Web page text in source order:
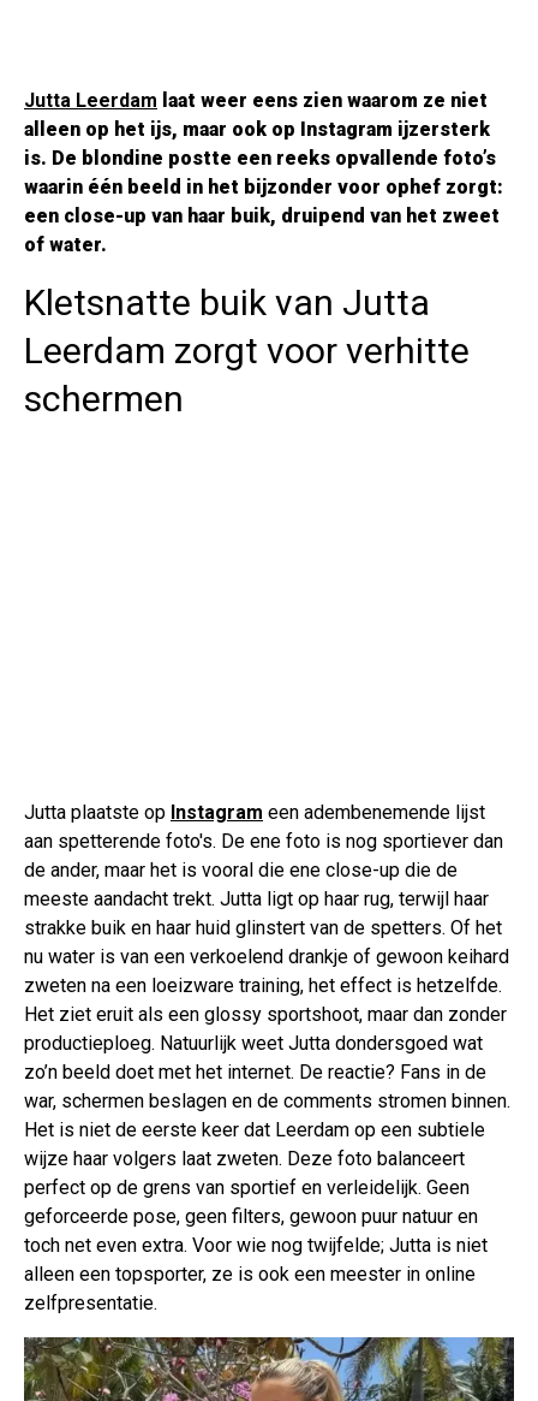
Jutta Leerdam laat weer eens zien waarom ze niet
alleen op het ijs, maar ook op Instagram ijzersterk
is. De blondine postte een reeks opvallende foto’s
waarin één beeld in het bijzonder voor ophef zorgt:
een close-up van haar buik, druipend van het zweet
of water.
Kletsnatte buik van Jutta
Leerdam zorgt voor verhitte
schermen
Jutta plaatste op Instagram een adembenemende lijst
aan spetterende foto's. De ene foto is nog sportiever dan
de ander, maar het is vooral die ene close-up die de
meeste aandacht trekt. Jutta ligt op haar rug, terwijl haar
strakke buik en haar huid glinstert van de spetters. Of het
nu water is van een verkoelend drankje of gewoon keihard
zweten na een loeizware training, het effect is hetzelfde.
Het ziet eruit als een glossy sportshoot, maar dan zonder
productieploeg. Natuurlijk weet Jutta dondersgoed wat
zo’n beeld doet met het internet. De reactie? Fans in de
war, schermen beslagen en de comments stromen binnen.
Het is niet de eerste keer dat Leerdam op een subtiele
wijze haar volgers laat zweten. Deze foto balanceert
perfect op de grens van sportief en verleidelijk. Geen
geforceerde pose, geen filters, gewoon puur natuur en
toch net even extra. Voor wie nog twijfelde; Jutta is niet
alleen een topsporter, ze is ook een meester in online
zelfpresentatie.